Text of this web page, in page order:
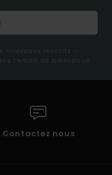
nouveaux inscrits -
l'email de bienvenue
Contactez nous